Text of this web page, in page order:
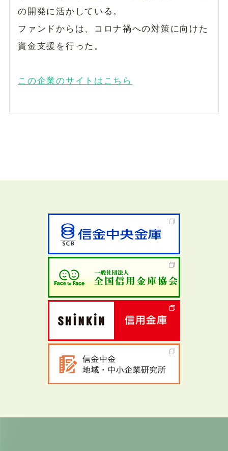
の開発に活かしている。
ファンドからは、コロナ禍への対策に向けた
資金支援を行った。
この企業のサイトはこちら